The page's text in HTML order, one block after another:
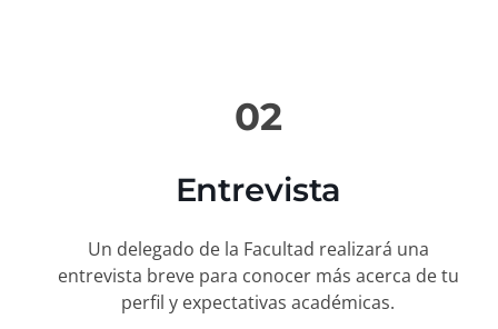
02
Entrevista
Un delegado de la Facultad realizará una
entrevista breve para conocer más acerca de tu
perfil y expectativas académicas.